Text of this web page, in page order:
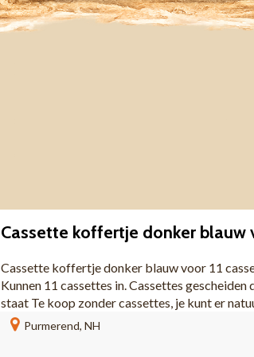
Cassette koffertje donker blauw voor 11
Kunnen 11 cassettes in. Cassettes
staat Te koop zonder cassettes, je kunt er
Purmerend, NH